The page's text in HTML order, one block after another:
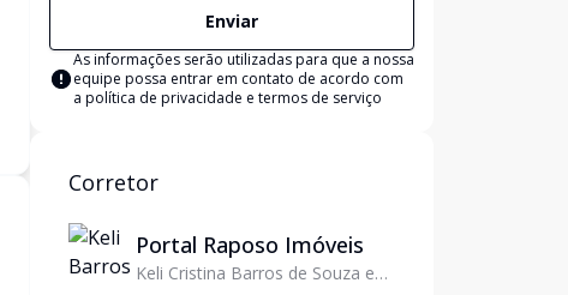
Enviar
As informações serão utilizadas para que a nossa
equipe possa entrar em contato de acordo com
a política de privacidade e termos de serviço
Corretor
Portal Raposo Imóveis
Keli Cristina Barros de Souza e